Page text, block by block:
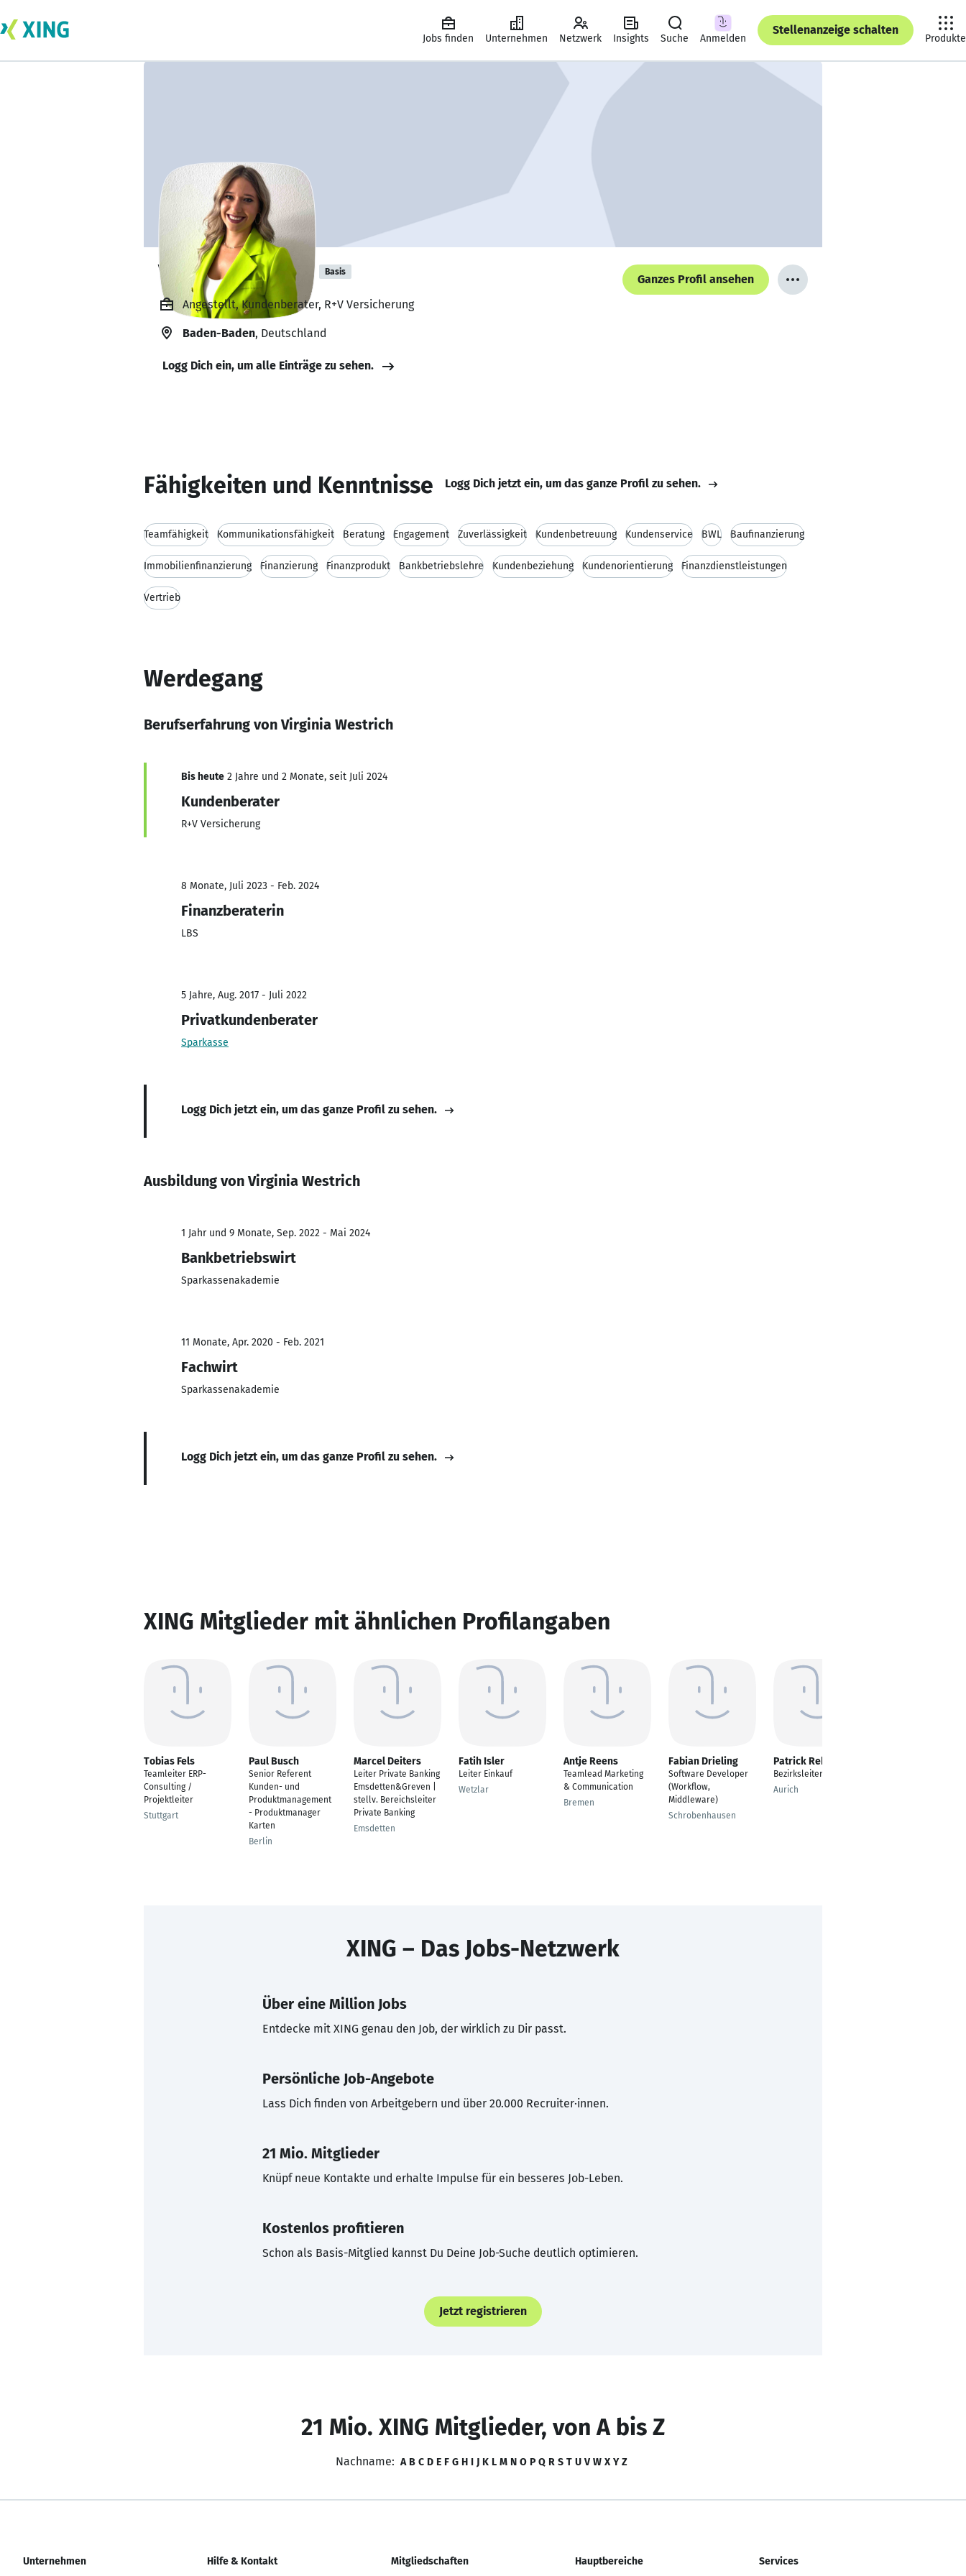
Jobs finden Unternehmen Netzwerk Insights Suche Anmelden
Stellenanzeige schalten
Produkte
Virginia Westrich Basis
Ganzes Profil ansehen
Angestellt, Kundenberater, R+V Versicherung
Baden-Baden, Deutschland
Logg Dich ein, um alle Einträge zu sehen.
Fähigkeiten und Kenntnisse Logg Dich jetzt ein, um das ganze Profil zu sehen.
Teamfähigkeit Kommunikationsfähigkeit Beratung Engagement Zuverlässigkeit Kundenbetreuung Kundenservice BWL Baufinanzierung
Immobilienfinanzierung Finanzierung Finanzprodukt Bankbetriebslehre Kundenbeziehung Kundenorientierung Finanzdienstleistungen
Vertrieb
Werdegang
Berufserfahrung von Virginia Westrich
Bis heute 2 Jahre und 2 Monate, seit Juli 2024
Kundenberater
R+V Versicherung
8 Monate, Juli 2023 - Feb. 2024
Finanzberaterin
LBS
5 Jahre, Aug. 2017 - Juli 2022
Privatkundenberater
Sparkasse
Logg Dich jetzt ein, um das ganze Profil zu sehen.
Ausbildung von Virginia Westrich
1 Jahr und 9 Monate, Sep. 2022 - Mai 2024
Bankbetriebswirt
Sparkassenakademie
11 Monate, Apr. 2020 - Feb. 2021
Fachwirt
Sparkassenakademie
Logg Dich jetzt ein, um das ganze Profil zu sehen.
XING Mitglieder mit ähnlichen Profilangaben
Tobias Fels
Teamleiter ERP-
Consulting /
Projektleiter
Stuttgart
Paul Busch
Senior Referent
Kunden- und
Produktmanagement
- Produktmanager
Karten
Berlin
Marcel Deiters
Leiter Private Banking
Emsdetten&Greven |
stellv. Bereichsleiter
Private Banking
Emsdetten
Fatih Isler
Leiter Einkauf
Wetzlar
Antje Reens
Teamlead Marketing
& Communication
Bremen
Fabian Drieling
Software Developer
(Workflow,
Middleware)
Schrobenhausen
Patrick Rebel
Bezirksleiter
Aurich
XING – Das Jobs-Netzwerk
Über eine Million Jobs
Entdecke mit XING genau den Job, der wirklich zu Dir passt.
Persönliche Job-Angebote
Lass Dich finden von Arbeitgebern und über 20.000 Recruiter·innen.
21 Mio. Mitglieder
Knüpf neue Kontakte und erhalte Impulse für ein besseres Job-Leben.
Kostenlos profitieren
Schon als Basis-Mitglied kannst Du Deine Job-Suche deutlich optimieren.
Jetzt registrieren
21 Mio. XING Mitglieder, von A bis Z
Nachname: A B C D E F G H I J K L M N O P Q R S T U V W X Y Z
Unternehmen Hilfe & Kontakt Mitgliedschaften Hauptbereiche Services